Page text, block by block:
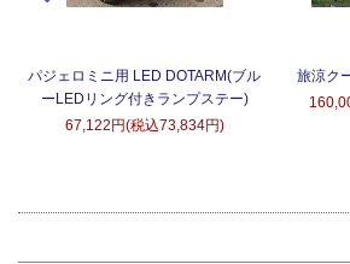
パジェロミニ用 LED DOTARM(ブル
ーLEDリング付きランプステー)
67,122円(税込73,834円)
旅涼ク